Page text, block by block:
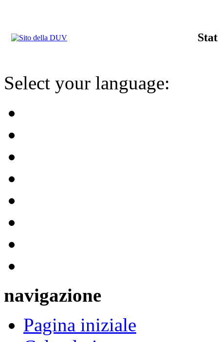
Select your language:
navigazione
Pagina iniziale